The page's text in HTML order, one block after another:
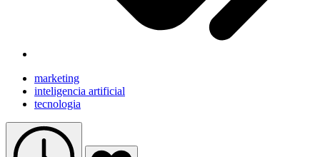
marketing
inteligencia artificial
tecnologia